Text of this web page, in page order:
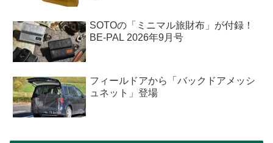
SOTOの「ミニマル旅財布」が付録！
BE-PAL 2026年9月号
フィールドアから「バックドアメッシ
ュネット」登場